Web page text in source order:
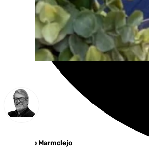
Francisco Marmolejo